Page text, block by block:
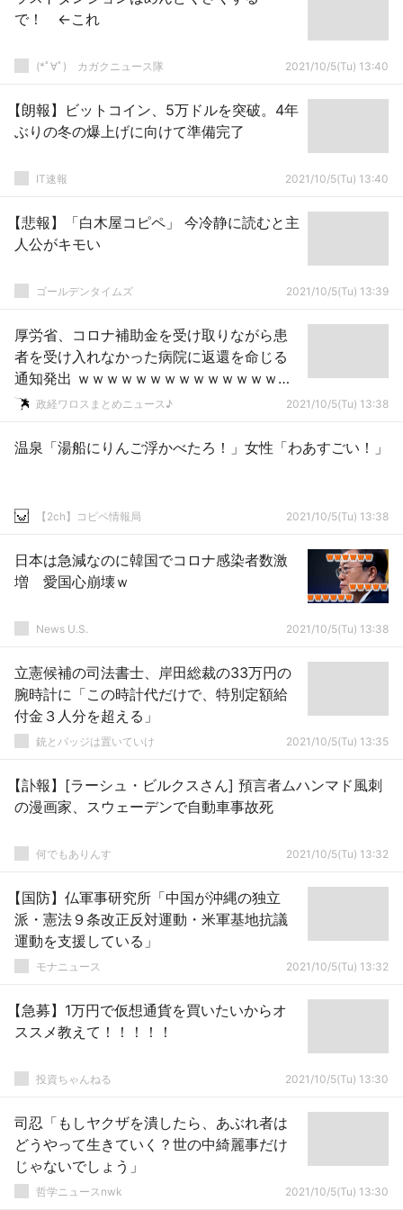
で！ ←これ
(*ﾟ∀ﾟ)ゞカガクニュース隊 2021/10/5(Tu) 13:40
【朗報】ビットコイン、5万ドルを突破。4年
ぶりの冬の爆上げに向けて準備完了
IT速報 2021/10/5(Tu) 13:40
【悲報】「白木屋コピペ」 今冷静に読むと主
人公がキモい
ゴールデンタイムズ 2021/10/5(Tu) 13:39
厚労省、コロナ補助金を受け取りながら患
者を受け入れなかった病院に返還を命じる
通知発出 ｗｗｗｗｗｗｗｗｗｗｗｗｗｗｗ
ｗｗ政経ワロスまとめニュース♪ 2021/10/5(Tu) 13:38
温泉「湯船にりんご浮かべたろ！」女性「わあすごい！」
【2ch】コピペ情報局 2021/10/5(Tu) 13:38
日本は急減なのに韓国でコロナ感染者数激
増 愛国心崩壊ｗ
News U.S. 2021/10/5(Tu) 13:38
立憲候補の司法書士、岸田総裁の33万円の
腕時計に「この時計代だけで、特別定額給
付金３人分を超える」
銃とバッジは置いていけ 2021/10/5(Tu) 13:35
【訃報】[ラーシュ・ビルクスさん] 預言者ムハンマド風刺
の漫画家、スウェーデンで自動車事故死
何でもありんす 2021/10/5(Tu) 13:32
【国防】仏軍事研究所「中国が沖縄の独立
派・憲法９条改正反対運動・米軍基地抗議
運動を支援している」
モナニュース 2021/10/5(Tu) 13:32
【急募】1万円で仮想通貨を買いたいからオ
ススメ教えて！！！！！
投資ちゃんねる 2021/10/5(Tu) 13:30
司忍「もしヤクザを潰したら、あぶれ者は
どうやって生きていく？世の中綺麗事だけ
じゃないでしょう」
哲学ニュースnwk 2021/10/5(Tu) 13:30